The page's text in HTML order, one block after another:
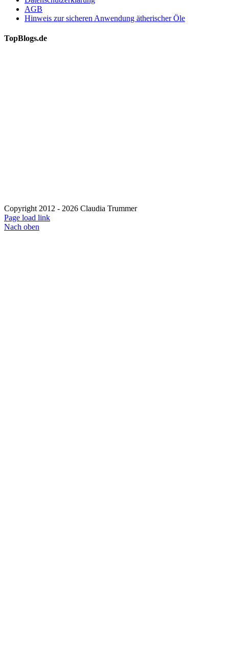
AGB
Hinweis zur sicheren Anwendung ätherischer Öle
TopBlogs.de
Copyright 2012 - 2026 Claudia Trummer
Page load link
Nach oben